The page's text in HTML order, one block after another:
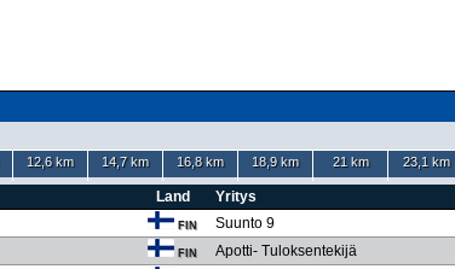
12,6 km 14,7 km 16,8 km 18,9 km 21 km 23,1 km
Land Yritys
FIN Suunto 9
FIN Apotti- Tuloksentekijä